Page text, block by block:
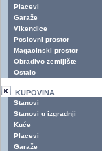
Placevi
Garaže
Vikendice
Poslovni prostor
Magacinski prostor
Obradivo zemljište
Ostalo
KUPOVINA
Stanovi
Stanovi u izgradnji
Kuće
Placevi
Garaže